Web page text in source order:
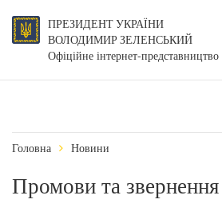
ПРЕЗИДЕНТ УКРАЇНИ
ВОЛОДИМИР ЗЕЛЕНСЬКИЙ
Офіційне інтернет-представництво
Головна Новини
Промови та звернення